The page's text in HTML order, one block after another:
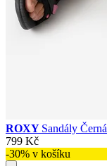
ROXY Sandály Černá
799 Kč
-30% v košíku